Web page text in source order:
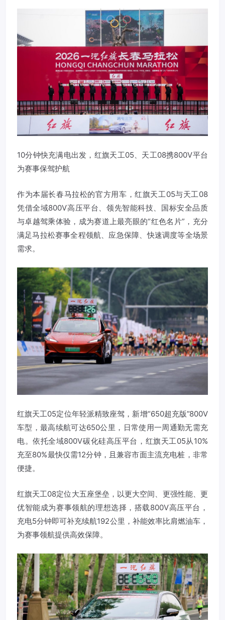
10分钟快充满电出发，红旗天工05、天工08携800V平台
为赛事保驾护航
作为本届长春马拉松的官方用车，红旗天工05与天工08
凭借全域800V高压平台、领先智能科技、国标安全品质
与卓越驾乘体验，成为赛道上最亮眼的“红色名片”，充分
满足马拉松赛事全程领航、应急保障、快速调度等全场景
需求。
红旗天工05定位年轻派精致座驾，新增“650超充版”800V
车型，最高续航可达650公里，日常使用一周通勤无需充
电。依托全域800V碳化硅高压平台，红旗天工05从10%
充至80%最快仅需12分钟，且兼容市面主流充电桩，非常
便捷。
红旗天工08定位大五座堡垒，以更大空间、更强性能、更
优智能成为赛事领航的理想选择，搭载800V高压平台，
充电5分钟即可补充续航192公里，补能效率比肩燃油车，
为赛事领航提供高效保障。